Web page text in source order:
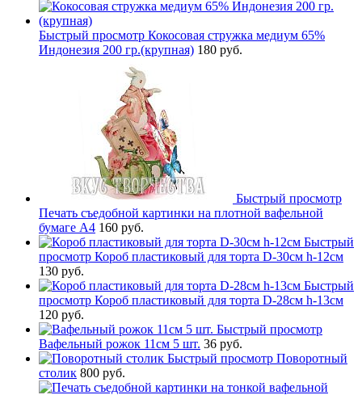
Быстрый просмотр Кокосовая стружка медиум 65%
Индонезия 200 гр.(крупная) 180 руб.
Быстрый просмотр
Печать съедобной картинки на плотной вафельной
бумаге А4 160 руб.
Быстрый
просмотр Короб пластиковый для торта D-30см h-12см
130 руб.
Быстрый
просмотр Короб пластиковый для торта D-28см h-13см
120 руб.
Быстрый просмотр
Вафельный рожок 11см 5 шт. 36 руб.
Быстрый просмотр Поворотный
столик 800 руб.